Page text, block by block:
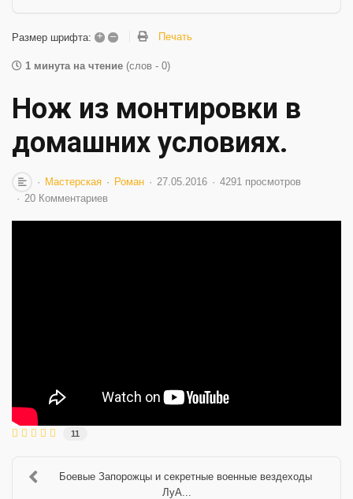
Размер шрифта: + – Печать
1 минута на чтение (слов - 0)
Нож из монтировки в
домашних условиях.
Мастерская Роман 27.05.2016
4291 просмотров
20 Комментариев
11
Боевые Запорожцы и секретные военные вездеходы
ЛуА...